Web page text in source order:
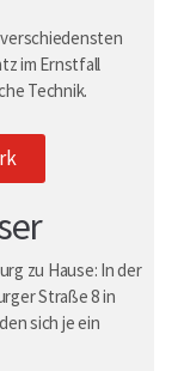
im Ernstfall
Technik.
zu Hause: In der
Straße 8 in
sich je ein